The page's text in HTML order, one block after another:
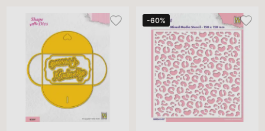
-60%